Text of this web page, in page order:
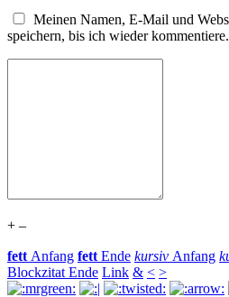
Meinen Namen, E-Mail und
speichern, bis ich wieder kommentiere.
+ –
fett Anfang fett Ende kursiv Anfang
Blockzitat Ende Link & < >